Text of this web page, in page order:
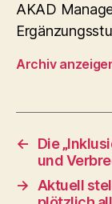
AKAD
Archiv
←
Die
und
→
Aktuell